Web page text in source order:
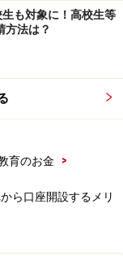
ている金融機関
してください。
ずにいつでも払
の際には口座で
要があります。
も対象に！高校生等
方法は？
育のお金
>
ら口座開設するメリ